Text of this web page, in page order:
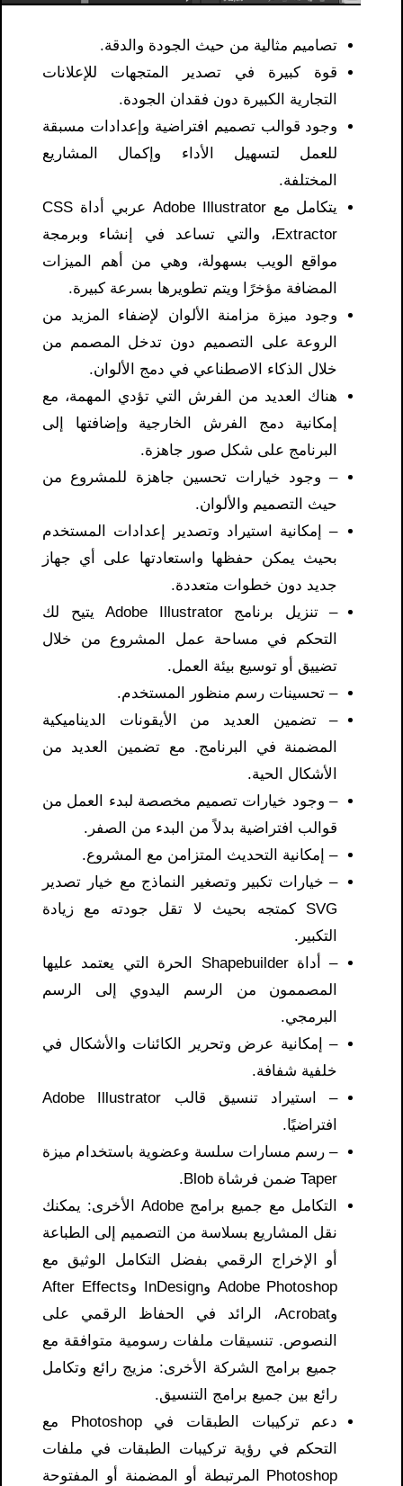
تصاميم مثالية من حيث الجودة والدقة.
قوة كبيرة في تصدير المتجهات للإعلانات
التجارية الكبيرة دون فقدان الجودة.
وجود قوالب تصميم افتراضية وإعدادات مسبقة
للعمل لتسهيل الأداء وإكمال المشاريع
المختلفة.
يتكامل مع Adobe Illustrator عربي أداة CSS
Extractor، والتي تساعد في إنشاء وبرمجة
مواقع الويب بسهولة، وهي من أهم الميزات
المضافة مؤخرًا ويتم تطويرها بسرعة كبيرة.
وجود ميزة مزامنة الألوان لإضفاء المزيد من
الروعة على التصميم دون تدخل المصمم من
خلال الذكاء الاصطناعي في دمج الألوان.
هناك العديد من الفرش التي تؤدي المهمة، مع
إمكانية دمج الفرش الخارجية وإضافتها إلى
البرنامج على شكل صور جاهزة.
– وجود خيارات تحسين جاهزة للمشروع من
حيث التصميم والألوان.
– إمكانية استيراد وتصدير إعدادات المستخدم
بحيث يمكن حفظها واستعادتها على أي جهاز
جديد دون خطوات متعددة.
– تنزيل برنامج Adobe Illustrator يتيح لك
التحكم في مساحة عمل المشروع من خلال
تضييق أو توسيع بيئة العمل.
– تحسينات رسم منظور المستخدم.
– تضمين العديد من الأيقونات الديناميكية
المضمنة في البرنامج. مع تضمين العديد من
الأشكال الحية.
– وجود خيارات تصميم مخصصة لبدء العمل من
قوالب افتراضية بدلاً من البدء من الصفر.
– إمكانية التحديث المتزامن مع المشروع.
– خيارات تكبير وتصغير النماذج مع خيار تصدير
SVG كمتجه بحيث لا تقل جودته مع زيادة
التكبير.
– أداة Shapebuilder الحرة التي يعتمد عليها
المصممون من الرسم اليدوي إلى الرسم
البرمجي.
– إمكانية عرض وتحرير الكائنات والأشكال في
خلفية شفافة.
– استيراد تنسيق قالب Adobe Illustrator
افتراضيًا.
– رسم مسارات سلسة وعضوية باستخدام ميزة
Taper ضمن فرشاة Blob.
التكامل مع جميع برامج Adobe الأخرى: يمكنك
نقل المشاريع بسلاسة من التصميم إلى الطباعة
أو الإخراج الرقمي بفضل التكامل الوثيق مع
Adobe Photoshop وInDesign وAfter Effects
وAcrobat، الرائد في الحفاظ الرقمي على
النصوص. تنسيقات ملفات رسومية متوافقة مع
جميع برامج الشركة الأخرى: مزيج رائع وتكامل
رائع بين جميع برامج التنسيق.
دعم تركيبات الطبقات في Photoshop مع
التحكم في رؤية تركيبات الطبقات في ملفات
Photoshop المرتبطة أو المضمنة أو المفتوحة